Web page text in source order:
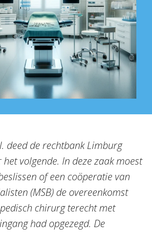
FR
deed de rechtbank Limburg
volgende. In deze zaak moest
of een coöperatie van
(MSB) de overeenkomst
chirurg terecht met
had opgezegd. De